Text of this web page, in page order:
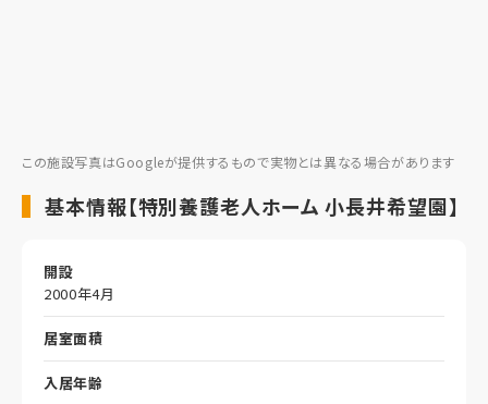
この施設写真はGoogleが提供するもので実物とは異なる場合があります
基本情報【特別養護老人ホーム 小長井希望園】
開設
2000年4月
居室面積
入居年齢